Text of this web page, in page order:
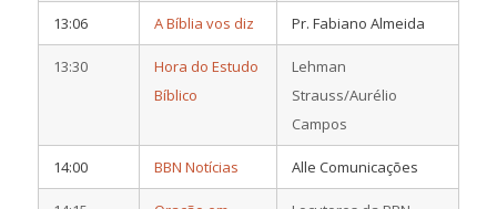
13:06 A Bíblia vos diz Pr. Fabiano Almeida
13:30
Hora do Estudo
Bíblico
Lehman
Strauss/Aurélio
Campos
14:00 BBN Notícias Alle Comunicações